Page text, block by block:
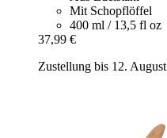
Mit Schopflöffel
400 ml / 13,5 fl oz
37,99 €
Zustellung bis 12. August